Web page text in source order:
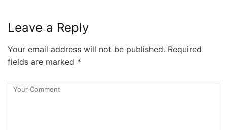
Leave a Reply
Your email address will not be published. Required
fields are marked *